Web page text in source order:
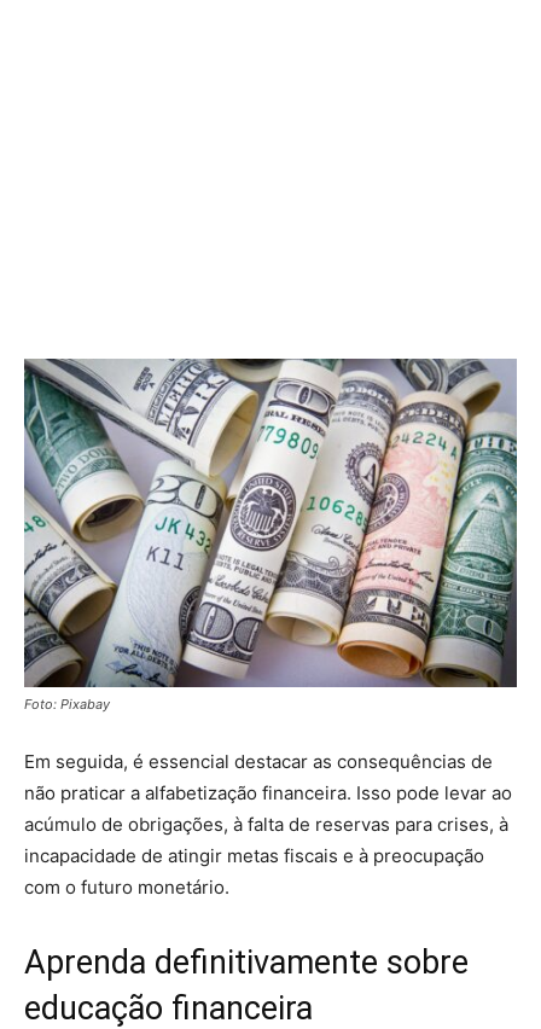
Foto: Pixabay
Em seguida, é essencial destacar as consequências de
não praticar a alfabetização financeira. Isso pode levar ao
acúmulo de obrigações, à falta de reservas para crises, à
incapacidade de atingir metas fiscais e à preocupação
com o futuro monetário.
Aprenda definitivamente sobre
educação financeira